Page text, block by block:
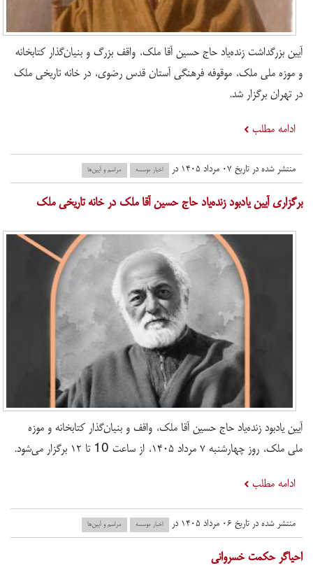
آیین بزرگداشت زنده‌یاد حاج حسین آقا ملک، واقف بزرگ و بنیان‌گذار کتابخانه
و موزه ملی ملک، موقوفه فرهنگی آستان قدس رضوی، در خانه تاریخی ملک
در تهران برگزار شد.
ادامه مطلب
منتشر شده در تاریخ ۰۷ مرداد ۱۴۰۵ در اخبار موسسه مراسم و آیین‌ها
برگزاری آیین یادبود زنده‌یاد حاج حسین آقا ملک در خانه تاریخی ملک
آیین یادبود زنده‌یاد حاج حسین آقا ملک، واقف و بنیان‌گذار کتابخانه و موزه
ملی ملک، روز چهارشنبه ۷ مرداد ۱۴۰۵، از ساعت 10 تا ۱۲ برگزار می‌شود.
ادامه مطلب
منتشر شده در تاریخ ۰۶ مرداد ۱۴۰۵ در اخبار موسسه مراسم و آیین‌ها
احیاگر حکمت خسروانی